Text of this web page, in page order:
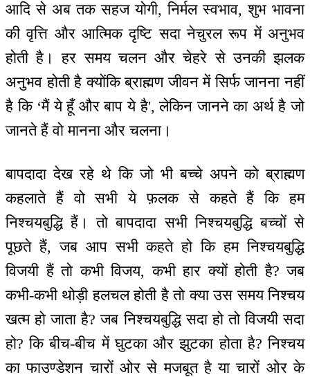
आदि से अब तक सहज योगी, निर्मल स्वभाव, शुभ भावना
की वृत्ति और आत्मिक दृष्टि सदा नेचुरल रूप में अनुभव
होती है। हर समय चलन और चेहरे से उनकी झलक
अनुभव होती है क्योंकि ब्राह्मण जीवन में सिर्फ जानना नहीं
है कि ‘मैं ये हूँ और बाप ये है', लेकिन जानने का अर्थ है जो
जानते हैं वो मानना और चलना।
बापदादा देख रहे थे कि जो भी बच्चे अपने को ब्राह्मण
कहलाते हैं वो सभी ये फ़लक से कहते हैं कि हम
निश्चयबुद्धि हैं। तो बापदादा सभी निश्चयबुद्धि बच्चों से
पूछते हैं, जब आप सभी कहते हो कि हम निश्चयबुद्धि
विजयी हैं तो कभी विजय, कभी हार क्यों होती है? जब
कभी-कभी थोड़ी हलचल होती है तो क्या उस समय निश्चय
खत्म हो जाता है? जब निश्चयबुद्धि सदा हो तो विजयी सदा
हो? कि बीच-बीच में घुटका और झुटका होता है? निश्चय
का फाउण्डेशन चारों ओर से मजबूत है या चारों ओर के